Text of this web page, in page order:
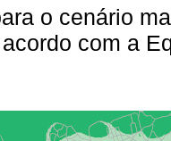
o cenário
com a